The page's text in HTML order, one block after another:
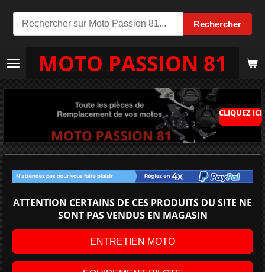
Rechercher
Passer
au
principal
MOTO PASSION 81
CLIQUEZ ICI
ATTENTION CERTAINS DE CES PRODUITS DU SITE NE
SONT PAS VENDUS EN MAGASIN
ENTRETIEN MOTO